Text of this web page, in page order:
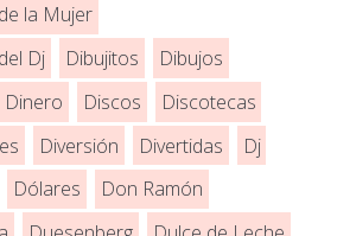
la Mujer
Dj
Dibujitos
Dibujos
Dinero Discos
Discotecas
Diversión Divertidas
Dj
Dólares
Don Ramón